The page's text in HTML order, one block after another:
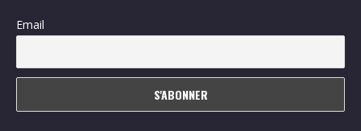
Email